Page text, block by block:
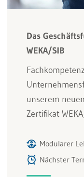
Das
WEKA/SIB
unserem
Zertifikat
Modularer
Nächster